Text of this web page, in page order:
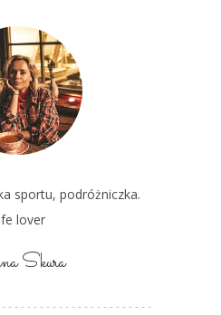
sportu, podróżniczka.
lover
Skura